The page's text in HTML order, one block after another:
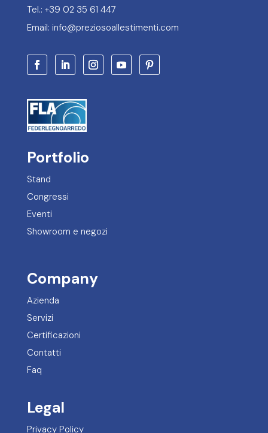
Tel.: +39 02 35 61 447
Email: info@preziosoallestimenti.com
Portfolio
Stand
Congressi
Eventi
Showroom e negozi
Company
Azienda
Servizi
Certificazioni
Contatti
Faq
Legal
Privacy Policy